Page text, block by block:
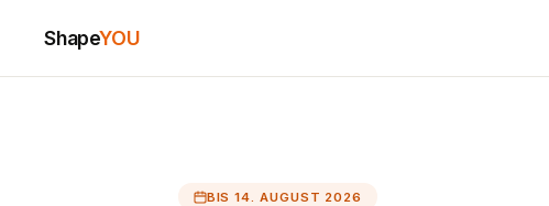
ShapeYOU
BIS 14. AUGUST 2026